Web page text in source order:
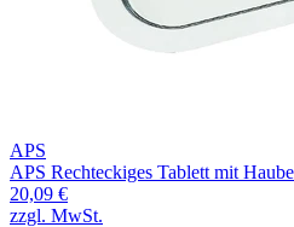
APS
APS Rechteckiges Tablett mit
20,09 €
zzgl. MwSt.